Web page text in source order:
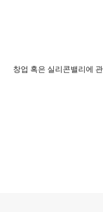
창업 혹은 실리콘밸리에